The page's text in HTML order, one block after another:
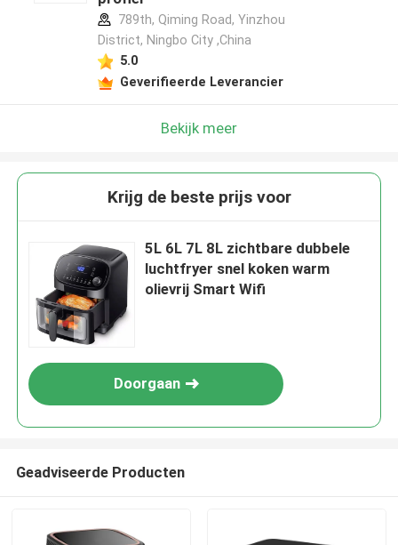
789th, Qiming Road, Yinzhou
District, Ningbo City ,China
5.0
Geverifieerde Leverancier
Bekijk meer
Krijg de beste prijs voor
5L 6L 7L 8L zichtbare dubbele
luchtfryer snel koken warm
olievrij Smart Wifi
Doorgaan
Geadviseerde Producten